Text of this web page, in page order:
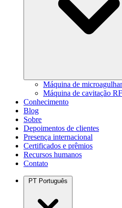
Máquina de
Máquina de cavitação RF
Conhecimento
Blog
Sobre
Depoimentos de clientes
Presença internacional
Certificados e prêmios
Recursos humanos
Contato
PT Português